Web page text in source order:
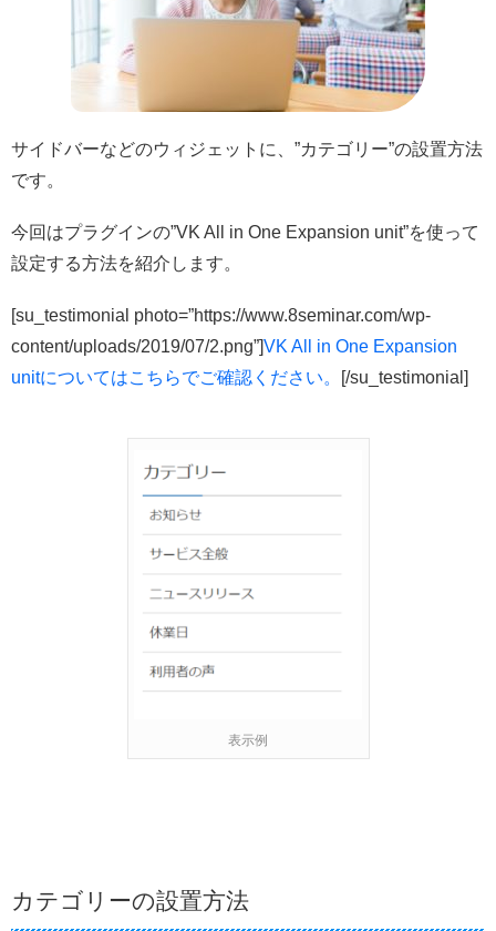
サイドバーなどのウィジェットに、”カテゴリー”の設置方法
です。
今回はプラグインの”VK All in One Expansion unit”を使って
設定する方法を紹介します。
[su_testimonial photo=”https://www.8seminar.com/wp-
content/uploads/2019/07/2.png”]VK All in One Expansion
unitについてはこちらでご確認ください。
[/su_testimonial]
表示例
カテゴリーの設置方法